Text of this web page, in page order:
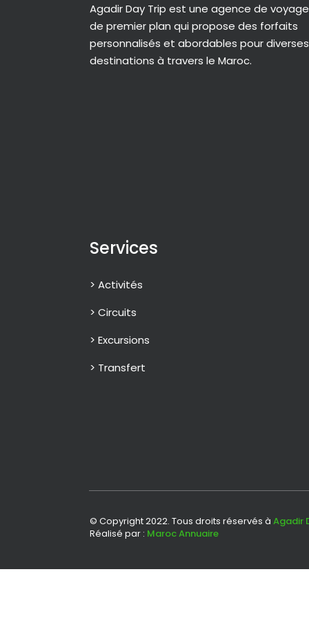
Agadir Day Trip est une agence de
de premier plan qui propose des forfaits
personnalisés et abordables pour diverses
destinations à travers le Maroc.
Services
> Activités
> Circuits
> Excursions
> Transfert
© Copyright 2022. Tous droits réservés à Agadir
Réalisé par : Maroc Annuaire